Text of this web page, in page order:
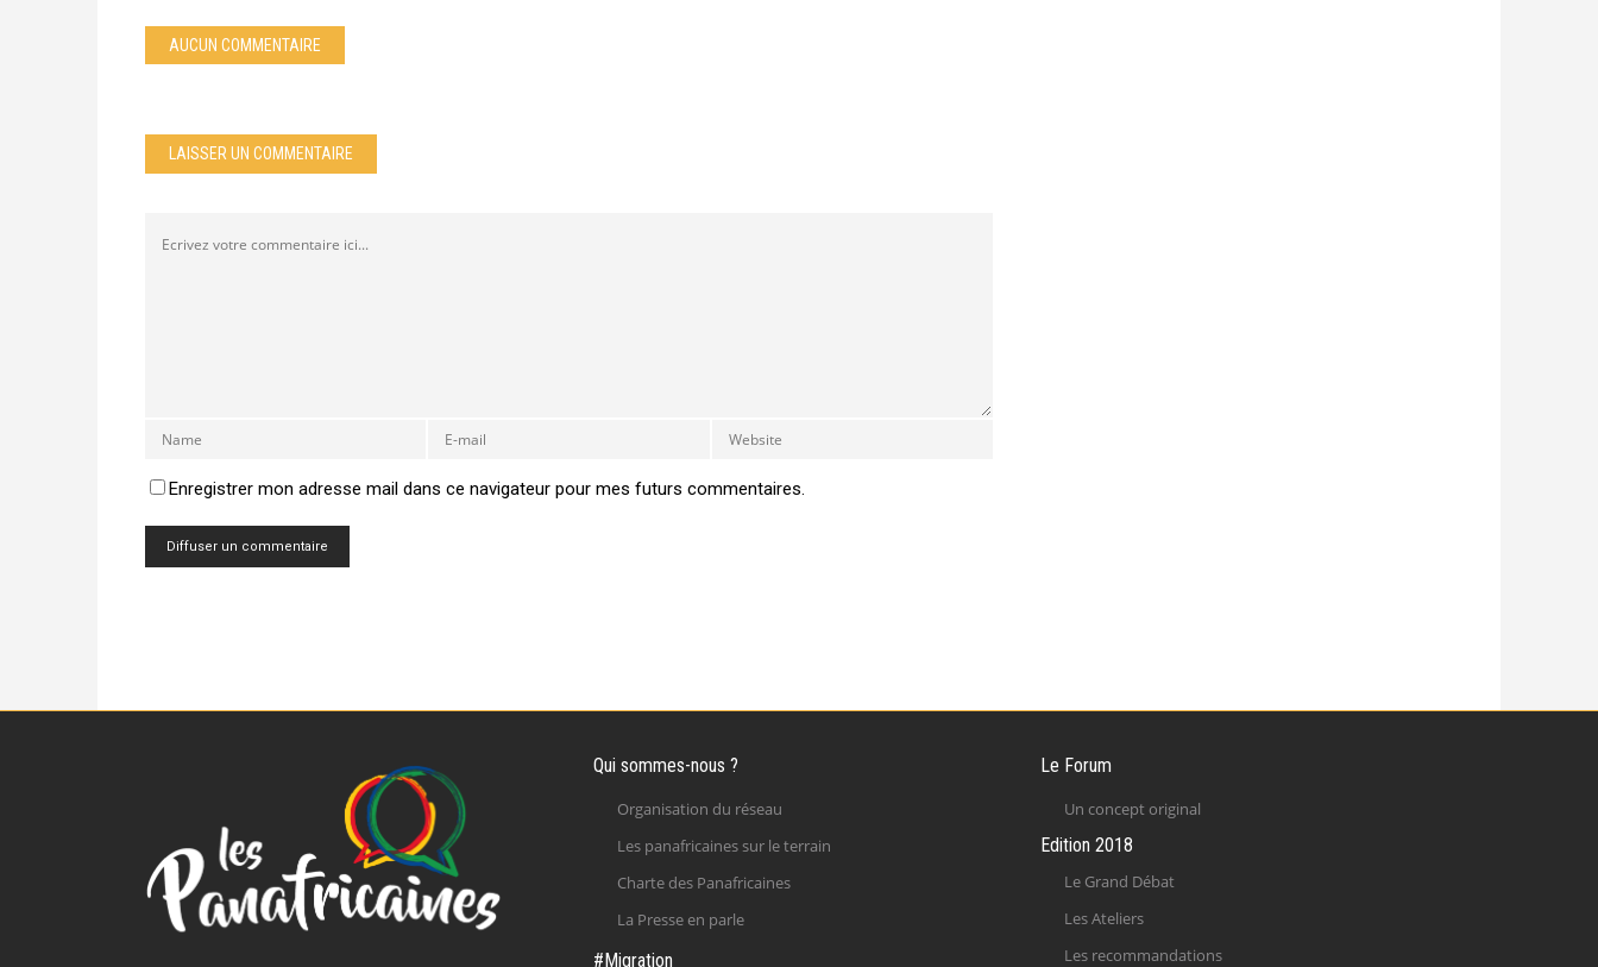
AUCUN COMMENTAIRE
LAISSER UN COMMENTAIRE
Enregistrer mon adresse mail dans ce navigateur pour mes futurs commentaires.
Qui sommes-nous ?
Organisation du réseau
Les panafricaines sur le terrain
Charte des Panafricaines
La Presse en parle
#Migration
Le Forum
Un concept original
Edition 2018
Le Grand Débat
Les Ateliers
Les recommandations